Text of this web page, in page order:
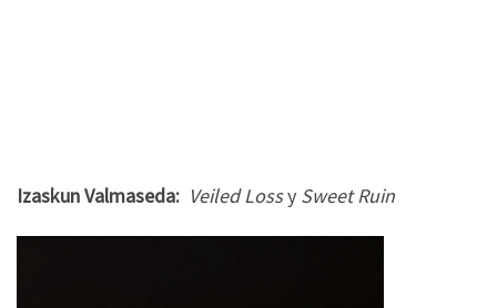
Izaskun Valmaseda: Veiled Lossy Sweet Ruin